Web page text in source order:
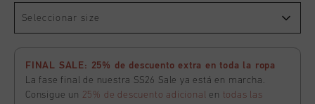
Seleccionar size
FINAL SALE: 25% de descuento extra en toda la ropa
La fase final de nuestra SS26 Sale ya está en marcha.
Consigue un 25% de descuento adicional en todas las